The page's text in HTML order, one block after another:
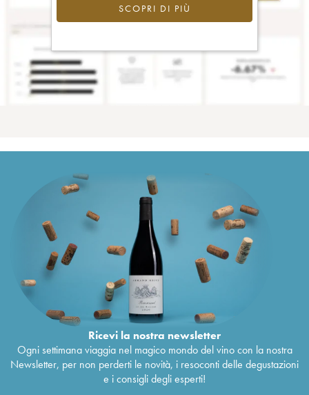
SCOPRI DI PIÙ
Ricevi la nostra newsletter
Ogni settimana viaggia nel magico mondo del vino con la nostra
Newsletter, per non perderti le novità, i resoconti delle degustazioni
e i consigli degli esperti!